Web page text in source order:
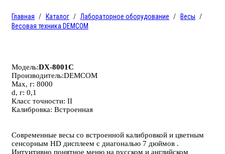
Главная Каталог Лабораторное оборудование
Весы
Весовая техника DEMCOM
Модель:DX-8001C
Производитель:DEMCOM
Max, г: 8000
d, г: 0,1
Класс точности: II
Калибровка: Встроенная
Современные весы со встроенной калибровкой и цветным
сенсорным HD дисплеем с диагональю 7 дюймов .
Интуитивно понятное меню на русском и английском